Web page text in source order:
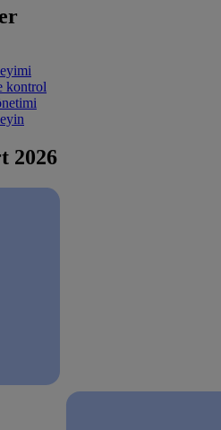
kontrol
2026